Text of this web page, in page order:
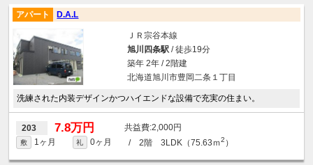
アパート D.A.L
ＪＲ宗谷本線
旭川四条駅/ 徒歩19分
築年 2年 / 2階建
北海道旭川市豊岡二条１丁目
洗練された内装デザインかつハイエンドな設備で充実の住まい。
203 7.8万円 2,000円
敷 1ヶ月 礼 0ヶ月 / 2階 3LDK（75.63ｍ2 ）